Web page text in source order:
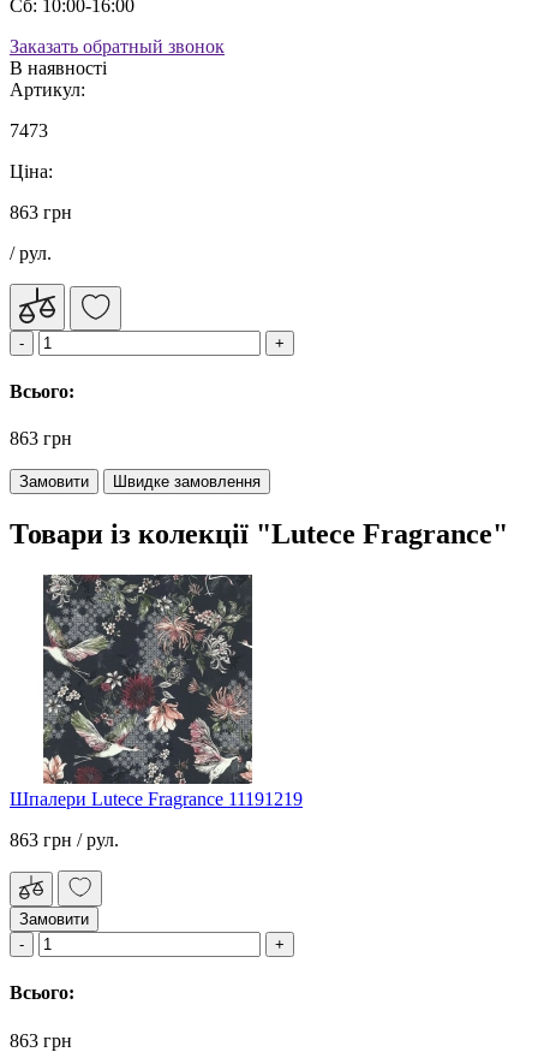
Сб: 10:00-16:00
Заказать обратный звонок
В наявності
Артикул:
7473
Ціна:
863 грн
/ рул.
Всього:
863 грн
Замовити Швидке замовлення
Товари із колекції "Lutece Fragrance"
Шпалери Lutece Fragrance 11191219
863 грн / рул.
Замовити
Всього:
863 грн